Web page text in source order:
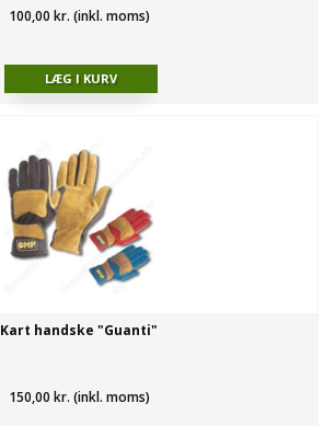
100,00 kr. (inkl. moms)
Kart handske "Guanti"
150,00 kr. (inkl. moms)